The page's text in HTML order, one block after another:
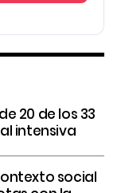
20 de los 33
intensiva
social